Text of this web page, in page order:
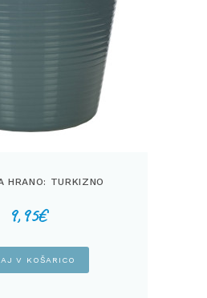
HRANO: TURKIZNO
9,95€
V KOŠARICO